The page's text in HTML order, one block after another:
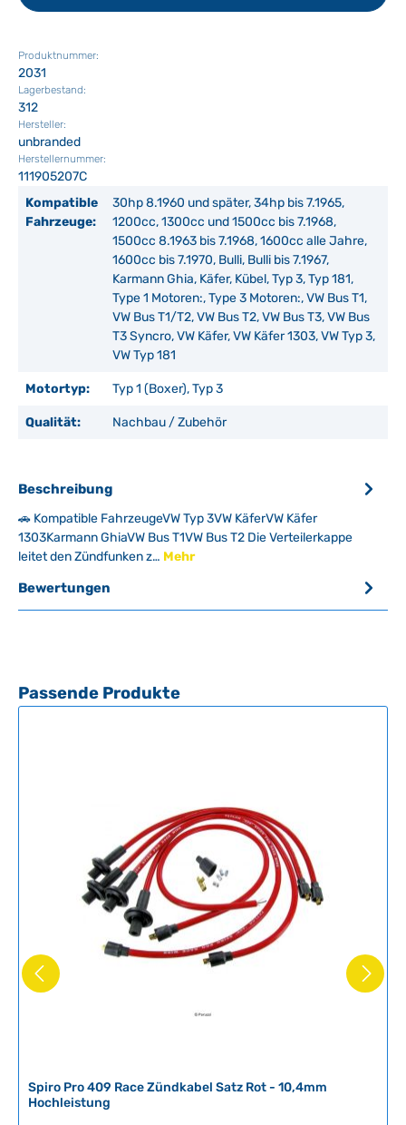
Produktnummer:
2031
Lagerbestand:
312
Hersteller:
unbranded
Herstellernummer:
111905207C
Kompatible
Fahrzeuge:
30hp 8.1960 und später, 34hp bis 7.1965,
1200cc, 1300cc und 1500cc bis 7.1968,
1500cc 8.1963 bis 7.1968, 1600cc alle Jahre,
1600cc bis 7.1970, Bulli, Bulli bis 7.1967,
Karmann Ghia, Käfer, Kübel, Typ 3, Typ 181,
Type 1 Motoren:, Type 3 Motoren:, VW Bus T1,
VW Bus T1/T2, VW Bus T2, VW Bus T3, VW Bus
T3 Syncro, VW Käfer, VW Käfer 1303, VW Typ 3,
VW Typ 181
Motortyp: Typ 1 (Boxer), Typ 3
Qualität: Nachbau / Zubehör
Beschreibung
🚗 Kompatible FahrzeugeVW Typ 3VW KäferVW Käfer
1303Karmann GhiaVW Bus T1VW Bus T2 Die Verteilerkappe
leitet den Zündfunken z… Mehr
Bewertungen
Produktgalerie überspringen
Passende Produkte
Spiro Pro 409 Race Zündkabel Satz Rot - 10,4mm
Hochleistung